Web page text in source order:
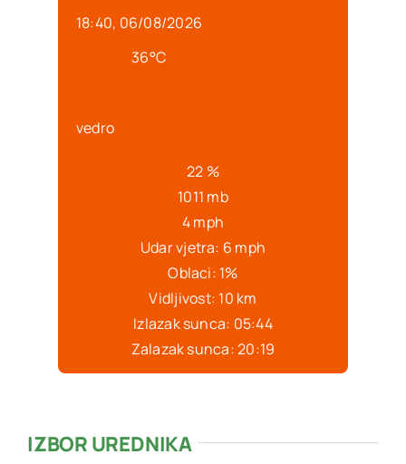
18:40, 06/08/2026
36°C
vedro
22 %
1011 mb
4 mph
Udar vjetra: 6 mph
Oblaci: 1%
Vidljivost: 10 km
Izlazak sunca: 05:44
Zalazak sunca:20:19
IZBOR UREDNIKA